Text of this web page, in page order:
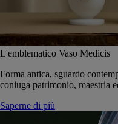
L'emblematico Vaso Medicis
Forma antica, sguardo
coniuga patrimonio, maestria
Saperne di più